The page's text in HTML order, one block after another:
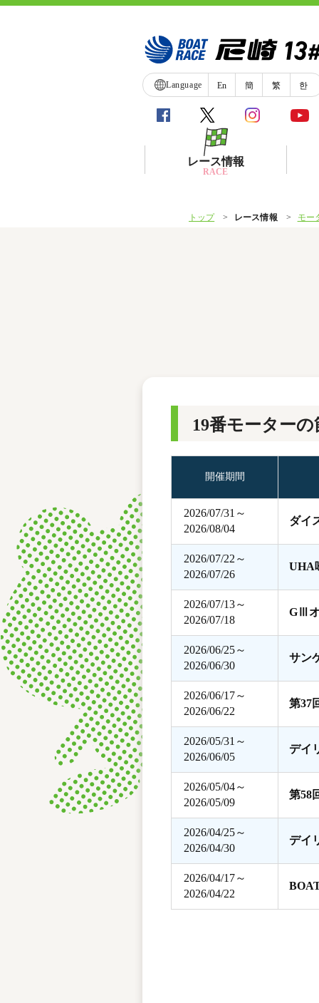
Language En 簡 繁 한
レース情報
RACE
ボートデータ
トップ レース情報 モー
19番モーター
開催期間
2026/07/31～
2026/08/04
ダイ
2026/07/22～
2026/07/26
UHA
2026/07/13～
2026/07/18
GⅢオ
2026/06/25～
2026/06/30
サン
2026/06/17～
2026/06/22
第37
2026/05/31～
2026/06/05
デイ
2026/05/04～
2026/05/09
第58
2026/04/25～
2026/04/30
デイ
2026/04/17～
2026/04/22